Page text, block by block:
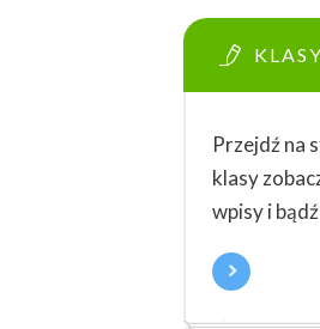
KLASY
Przejdź na
klasy
wpisy i